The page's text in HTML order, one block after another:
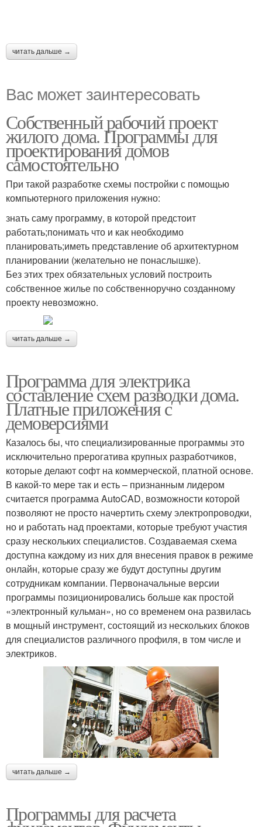
читать дальше →
Вас может заинтересовать
Собственный рабочий проект
жилого дома. Программы для
проектирования домов
самостоятельно
При такой разработке схемы постройки с помощью
компьютерного приложения нужно:
знать саму программу, в которой предстоит
работать;понимать что и как необходимо
планировать;иметь представление об архитектурном
планировании (желательно не понаслышке).
Без этих трех обязательных условий построить
собственное жилье по собственноручно созданному
проекту невозможно.
читать дальше →
Программа для электрика
составление схем разводки дома.
Платные приложения с
демоверсиями
Казалось бы, что специализированные программы это
исключительно прерогатива крупных разработчиков,
которые делают софт на коммерческой, платной основе.
В какой-то мере так и есть – признанным лидером
считается программа AutoCAD, возможности которой
позволяют не просто начертить схему электропроводки,
но и работать над проектами, которые требуют участия
сразу нескольких специалистов. Создаваемая схема
доступна каждому из них для внесения правок в режиме
онлайн, которые сразу же будут доступны другим
сотрудникам компании. Первоначальные версии
программы позиционировались больше как простой
«электронный кульман», но со временем она развилась
в мощный инструмент, состоящий из нескольких блоков
для специалистов различного профиля, в том числе и
электриков.
читать дальше →
Программы для расчета